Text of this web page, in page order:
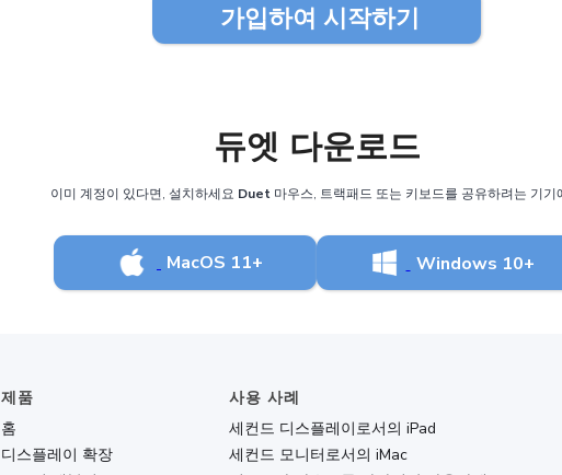
가입하여 시작하기
듀엣 다운로드
이미 계정이 있다면, 설치하세요 Duet 마우스, 트랙패드 또는 키보드를 공유하려는 기기
MacOS 11+ Windows 10+
제품
홈
디스플레이 확장
사용 사례
세컨드 디스플레이로서의 iPad
세컨드 모니터로서의 iMac